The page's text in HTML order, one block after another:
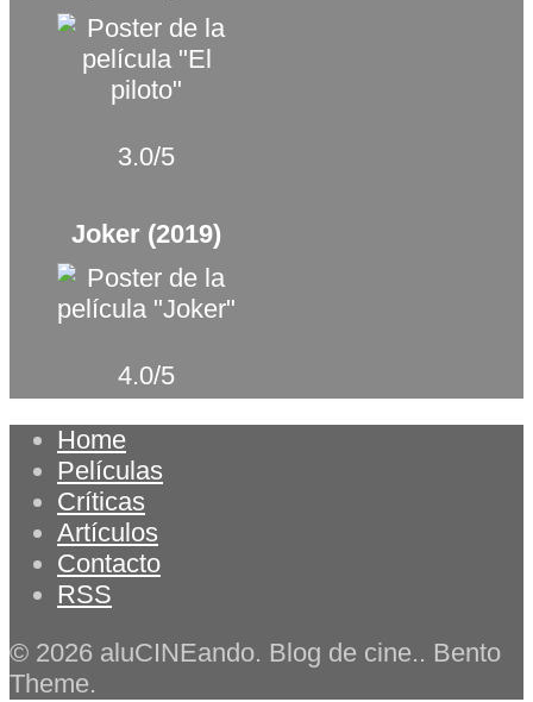
3.0/5
Joker (2019)
4.0/5
Home
Películas
Críticas
Artículos
Contacto
RSS
© 2026 aluCINEando. Blog de cine.. Bento
Theme.